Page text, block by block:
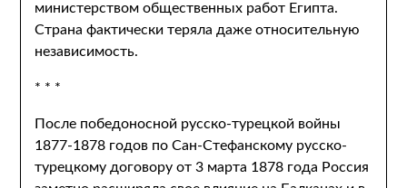
министерством общественных работ Египта.
Страна фактически теряла даже относительную
независимость.
* * *
После победоносной русско-турецкой войны
1877-1878 годов по Сан-Стефанскому русско-
турецкому договору от 3 марта 1878 года Россия